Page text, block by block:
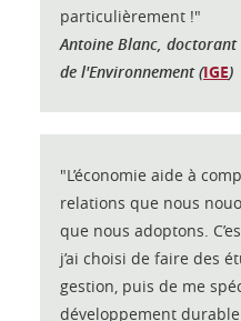
particulièrement !"
Antoine Blanc, doctorant
de l'Environnement (IGE)
"L’économie aide à
relations que nous
que nous adoptons.
j’ai choisi de faire des
gestion, puis de me
développement